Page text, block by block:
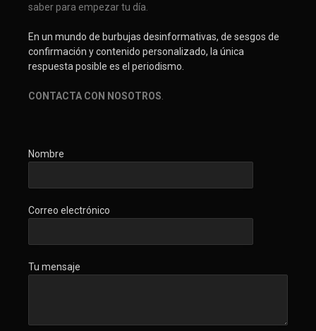
saber para empezar tu día.
En un mundo de burbujas desinformativas, de sesgos de
confirmación y contenido personalizado, la única
respuesta posible es el periodismo.
CONTACTA CON NOSOTROS
Nombre
Correo electrónico
Tu mensaje